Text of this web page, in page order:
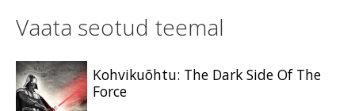
Vaata seotud teemal
Kohvikuõhtu: The Dark Side Of The
Force